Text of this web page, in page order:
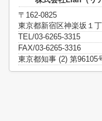
〒162-0825
東京都新宿区神楽坂１
TEL/03-6265-3315
FAX/03-6265-3316
東京都知事 (2) 第96105